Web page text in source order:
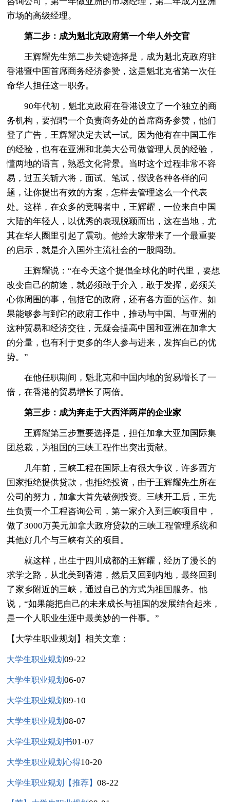
市场的高级经理。
第二步：成为魁北克政府第一个华人外交官
王辉耀先生第二步关键选择是，成为魁北克政府驻
香港暨中国首席商务经济参赞，这是魁北克省第一次任
命华人担任这一职务。
90年代初，魁北克政府在香港设立了一个独立的商
务机构，要招聘一个负责商务处的首席商务参赞，他们
登了广告，王辉耀决定去试一试。因为他有在中国工作
的经验，也有在亚洲和北美大公司做管理人员的经验，
懂两地的语言，熟悉文化背景。当时这个过程非常不容
易，过五关斩六将，面试、笔试，假设各种各样的问
题，让你提出有效的方案，怎样去管理这么一个代表
处。这样，在众多的竞聘者中，王辉耀，一位来自中国
大陆的年轻人，以优秀的表现脱颖而出，这在当地，尤
其在华人圈里引起了震动。他给大家带来了一个最重要
的启示，就是介入国外主流社会的一股闯劲。
王辉耀说：“在今天这个提倡全球化的时代里，要想
改变自己的前途，就必须敢于介入，敢于发挥，必须关
心你周围的事，包括它的政府，还有各方面的运作。如
果能够参与到它的政府工作中，推动与中国、与亚洲的
这种贸易和经济交往，无疑会提高中国和亚洲在加拿大
的分量，也有利于更多的华人参与进来，发挥自己的优
势。”
在他任职期间，魁北克和中国内地的贸易增长了一
倍，在香港的贸易增长了两倍。
第三步：成为奔走于大西洋两岸的企业家
王辉耀第三步重要选择是，担任加拿大亚加国际集
团总裁，为祖国的三峡工程作出突出贡献。
几年前，三峡工程在国际上有很大争议，许多西方
国家拒绝提供贷款，也拒绝投资，由于王辉耀先生所在
公司的努力，加拿大首先破例投资。三峡开工后，王先
生负责一个工程咨询公司，第一家介入到三峡项目中，
做了3000万美元加拿大政府贷款的三峡工程管理系统和
其他好几个与三峡有关的项目。
就这样，出生于四川成都的王辉耀，经历了漫长的
求学之路，从北美到香港，然后又回到内地，最终回到
了家乡附近的三峡，通过自己的方式为祖国服务。他
说，“如果能把自己的未来成长与祖国的发展结合起来，
是一个人职业生涯中最美妙的一件事。”
【大学生职业规划】相关文章：
大学生职业规划09-22
大学生职业规划06-07
大学生职业规划09-10
大学生职业规划08-07
大学生职业规划书01-07
大学生职业规划心得10-20
大学生职业规划【推荐】08-22